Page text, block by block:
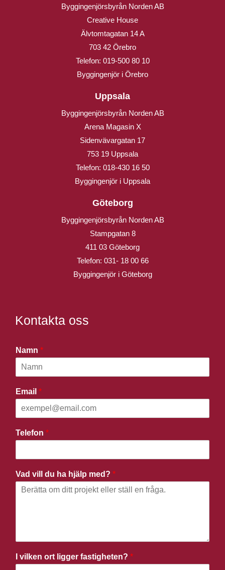
Byggingenjörsbyrån Norden AB
Creative House
Älvtomtagatan 14 A
703 42 Örebro
Telefon: 019-500 80 10
Byggingenjör i Örebro
Uppsala
Byggingenjörsbyrån Norden AB
Arena Magasin X
Sidenvävargatan 17
753 19 Uppsala
Telefon: 018-430 16 50
Byggingenjör i Uppsala
Göteborg
Byggingenjörsbyrån Norden AB
Stampgatan 8
411 03 Göteborg
Telefon: 031- 18 00 66
Byggingenjör i Göteborg
Kontakta oss
Namn *
Email *
Telefon *
Vad vill du ha hjälp med? *
I vilken ort ligger fastigheten? *